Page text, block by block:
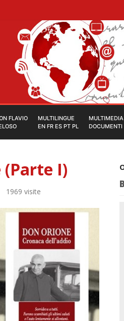
FLAVIO
MULTILINGUE
EN FR ES PT PL
MULTIMEDIA
DOCUMENTI
I)
1969 visite